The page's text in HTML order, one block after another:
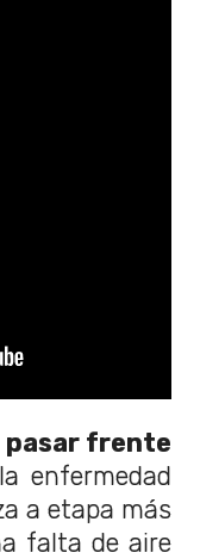
pasar frente
enfermedad
a etapa más
falta de aire